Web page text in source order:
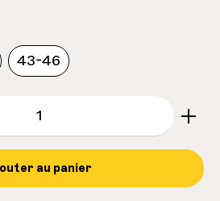
43-46
au panier